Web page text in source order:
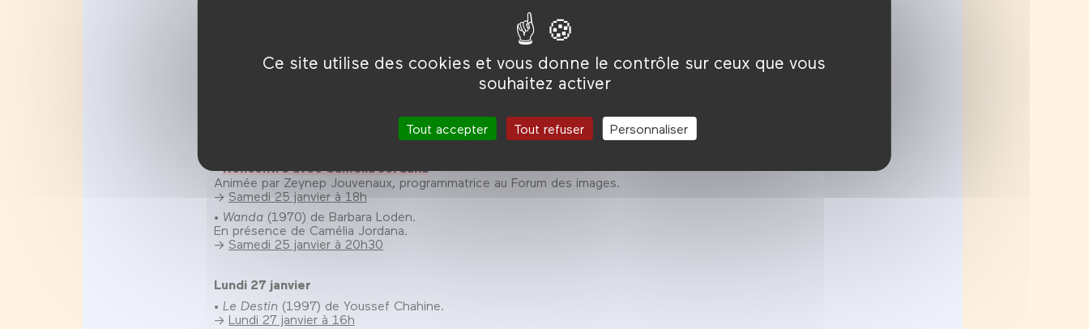
Ce site utilise des cookies et vous donne le contrôle sur ceux que vous
souhaitez activer
Tout accepter Tout refuser Personnaliser
Les séances de Camélia Jordana
Vendredi 24 janvier
(1965) de Marco Bellocchio.
•Rencontre avec Camélia Jordana
Animée par Zeynep Jouvenaux, programmatrice au Forum des images.
→ Samedi 25 janvier à 18h
• Wanda (1970) de Barbara Loden.
En présence de Camélia Jordana.
→ Samedi 25 janvier à 20h30
Lundi 27 janvier
• Le Destin (1997) de Youssef Chahine.
→ Lundi 27 janvier à 16h